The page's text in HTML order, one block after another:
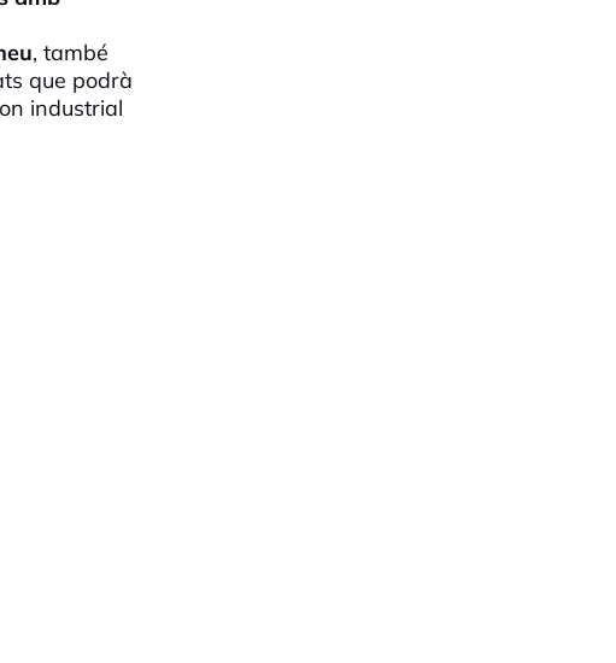
, també
que podrà
industrial